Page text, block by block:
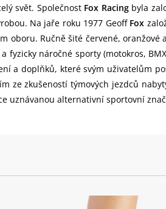
svět. Společnost Fox Racingbyla
Na jaře roku 1977 Geoff Fox
oboru. Ručně šité červené,
náročné sporty (motokros,
a doplňků, které svým uživatelům
zkušeností týmových jezdců
uznávanou alternativní sportovní